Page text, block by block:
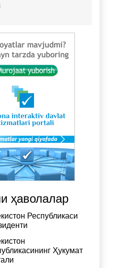
ҳаволалар
Республикаси
Ҳукумат